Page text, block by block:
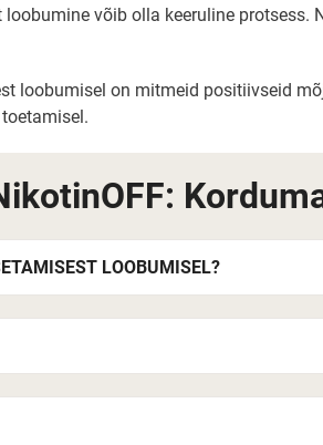
võib olla keeruline
loobumisel on mitmeid positiivseid
LOOBUMISEL?